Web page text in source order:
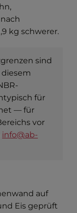
kg schwerer.
sind
für
— für
vor
info@ab-
auf
Eis geprüft